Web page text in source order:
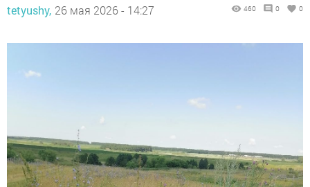
tetyushy, 26 мая 2026 - 14:27 460 0 0